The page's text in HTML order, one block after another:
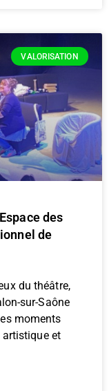
VALORISATION
des
de
du théâtre,
sur-Saône
moments
artistique et